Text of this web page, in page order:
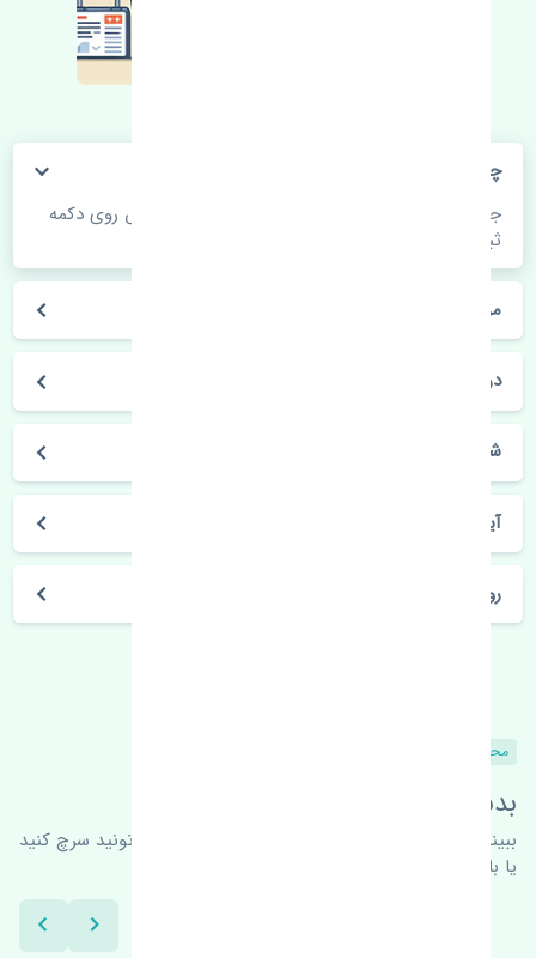
چگونه می‌توانم از قیمت قطعات مطلع شوم؟
جهت اطلاع از موجودی، قیمت به روز و ثبت سفارش روی دکمه
ثبت سفارش کلیک فرمایید.
مراحل ثبت درخواست محصول چگونه است؟
در چه مدت محصول خریداری شده بدستم می‌سد؟
شیوه های حمل و خریداری چگونه است؟
آیا می‌توان محصول خریداری شده را مرجوع کرد؟
روز های کاری مجموعه تنشی‌پارت
محصولات مشابه
بدنبال محصولات بیشتر هستید؟
ببینیم چه پیشنهاداتی هست
برای اطلاعات بیشتر می‌تونید سرچ کنید
یا با ما کارشناسان ما در ارتباط باشید.